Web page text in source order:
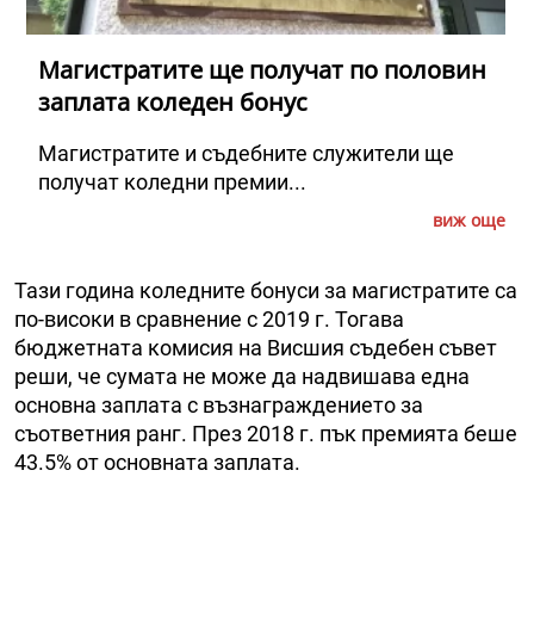
Магистратите ще получат по половин
заплата коледен бонус
Магистратите и съдебните служители ще
получат коледни премии...
виж още
Тази година коледните бонуси за магистратите са
по-високи в сравнение с 2019 г. Тогава
бюджетната комисия на Висшия съдебен съвет
реши, че сумата не може да надвишава една
основна заплата с възнаграждението за
съответния ранг. През 2018 г. пък премията беше
43.5% от основната заплата.